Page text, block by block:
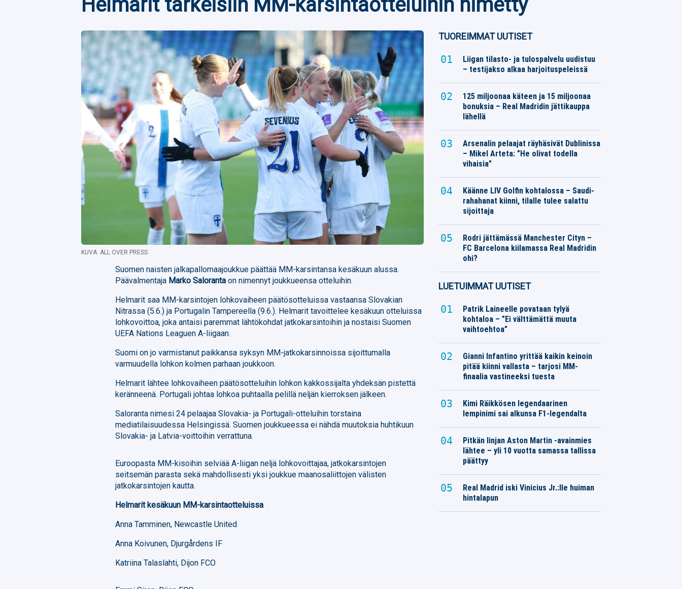
Helmarit tärkeisiin MM-karsintaotteluihin nimetty
KUVA: ALL OVER PRESS
Suomen naisten jalkapallomaajoukkue päättää MM-karsintansa kesäkuun alussa.
Päävalmentaja Marko Saloranta on nimennyt joukkueensa otteluihin.
Helmarit saa MM-karsintojen lohkovaiheen päätösotteluissa vastaansa Slovakian
Nitrassa (5.6.) ja Portugalin Tampereella (9.6.). Helmarit tavoittelee kesäkuun otteluissa
lohkovoittoa, joka antaisi paremmat lähtökohdat jatkokarsintoihin ja nostaisi Suomen
UEFA Nations Leaguen A-liigaan.
Suomi on jo varmistanut paikkansa syksyn MM-jatkokarsinnoissa sijoittumalla
varmuudella lohkon kolmen parhaan joukkoon.
Helmarit lähtee lohkovaiheen päätösotteluihin lohkon kakkossijalta yhdeksän pistettä
keränneenä. Portugali johtaa lohkoa puhtaalla pelillä neljän kierroksen jälkeen.
Saloranta nimesi 24 pelaajaa Slovakia- ja Portugali-otteluihin torstaina
mediatilaisuudessa Helsingissä. Suomen joukkueessa ei nähdä muutoksia huhtikuun
Slovakia- ja Latvia-voittoihin verrattuna.
Euroopasta MM-kisoihin selviää A-liigan neljä lohkovoittajaa, jatkokarsintojen
seitsemän parasta sekä mahdollisesti yksi joukkue maanosaliittojen välisten
jatkokarsintojen kautta.
Helmarit kesäkuun MM-karsintaotteluissa
Anna Tamminen, Newcastle United
Anna Koivunen, Djurgårdens IF
Katriina Talaslahti, Dijon FCO
TUOREIMMAT UUTISET
Liigan tilasto- ja tulospalvelu uudistuu
– testijakso alkaa harjoituspeleissä
125 miljoonaa käteen ja 15 miljoonaa
bonuksia – Real Madridin jättikauppa
lähellä
Arsenalin pelaajat räyhäsivät Dublinissa
– Mikel Arteta: ”He olivat todella
vihaisia”
Käänne LIV Golfin kohtalossa – Saudi-
rahahanat kiinni, tilalle tulee salattu
sijoittaja
Rodri jättämässä Manchester Cityn –
FC Barcelona kiilamassa Real Madridin
ohi?
LUETUIMMAT UUTISET
Patrik Laineelle povataan tylyä
kohtaloa – ”Ei välttämättä muuta
vaihtoehtoa”
Gianni Infantino yrittää kaikin keinoin
pitää kiinni vallasta – tarjosi MM-
finaalia vastineeksi tuesta
Kimi Räikkösen legendaarinen
lempinimi sai alkunsa F1-legendalta
Pitkän linjan Aston Martin -avainmies
lähtee – yli 10 vuotta samassa tallissa
päättyy
Real Madrid iski Vinicius Jr.:lle huiman
hintalapun